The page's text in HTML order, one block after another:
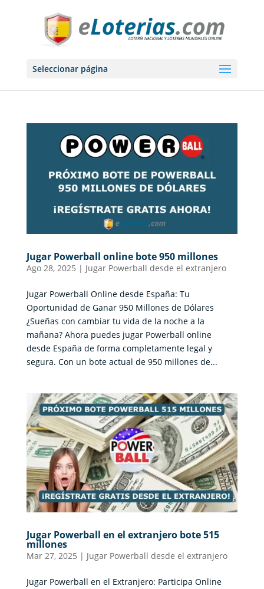
Seleccionar página
Jugar Powerball online bote 950 millones
Ago 28, 2025 | Jugar Powerball desde el extranjero
Jugar Powerball Online desde España: Tu
Oportunidad de Ganar 950 Millones de Dólares
¿Sueñas con cambiar tu vida de la noche a la
mañana? Ahora puedes jugar Powerball online
desde España de forma completamente legal y
segura. Con un bote actual de 950 millones de...
Jugar Powerball en el extranjero bote 515
millones
Mar 27, 2025 | Jugar Powerball desde el extranjero
Jugar Powerball en el Extranjero: Participa Online